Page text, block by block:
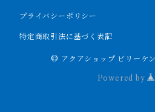
ナイル川
ブリードポリプ
エンドリケリー
プライバシーポリシー
特定商取引法に基づく表記
© アクアショップ ビリーケ
Powered by